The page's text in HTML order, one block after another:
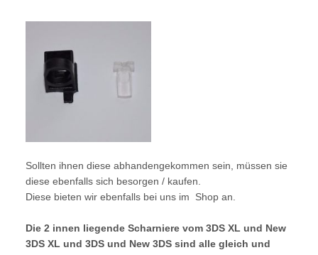
Sollten ihnen diese abhandengekommen sein, müssen sie
diese ebenfalls sich besorgen / kaufen.
Diese bieten wir ebenfalls bei uns im Shop an.
Die 2 innen liegende Scharniere vom 3DS XL und New
3DS XL und 3DS und New 3DS sind alle gleich und